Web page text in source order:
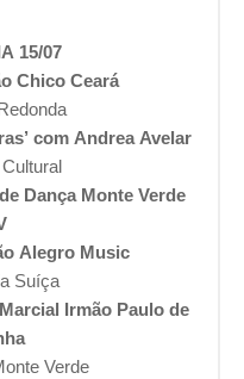
15/07
Chico Ceará
com Andrea Avelar
Dança Monte Verde
Alegro Music
Suíça
Irmão Paulo de
Verde